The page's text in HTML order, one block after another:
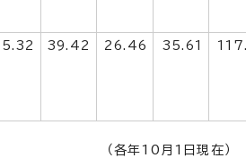
39.42 26.46 35.61
（各年10月1日現在）